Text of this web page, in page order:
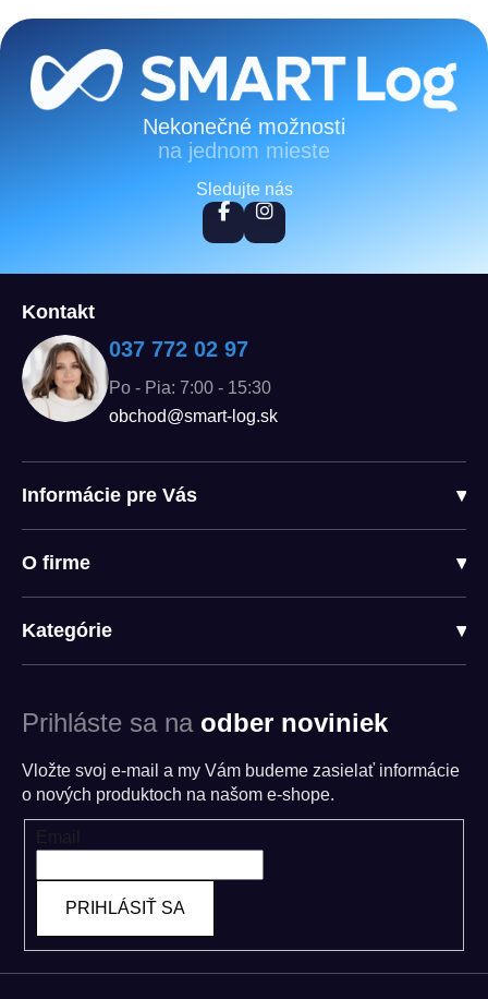
Zápätie
Nekonečné možnosti
na jednom mieste
Sledujte nás
Kontakt
037 772 02 97
Po - Pia: 7:00 - 15:30
obchod@smart-log.sk
Informácie pre Vás ▾
O firme ▾
Kategórie ▾
Prihláste sa na odber noviniek
Vložte svoj e-mail a my Vám budeme zasielať informácie
o nových produktoch na našom e-shope.
PRIHLÁSIŤ SA